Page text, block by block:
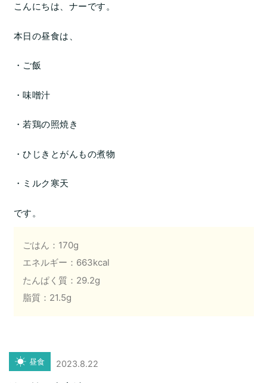
こんにちは、ナーです。
本日の昼食は、
・ご飯
・味噌汁
・若鶏の照焼き
・ひじきとがんもの煮物
・ミルク寒天
です。
ごはん：170g
エネルギー：663kcal
たんぱく質：29.2g
脂質：21.5g
昼食 2023.8.22